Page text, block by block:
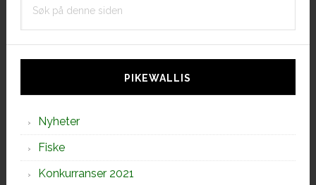
PIKEWALLIS
Nyheter
Fiske
Konkurranser 2021